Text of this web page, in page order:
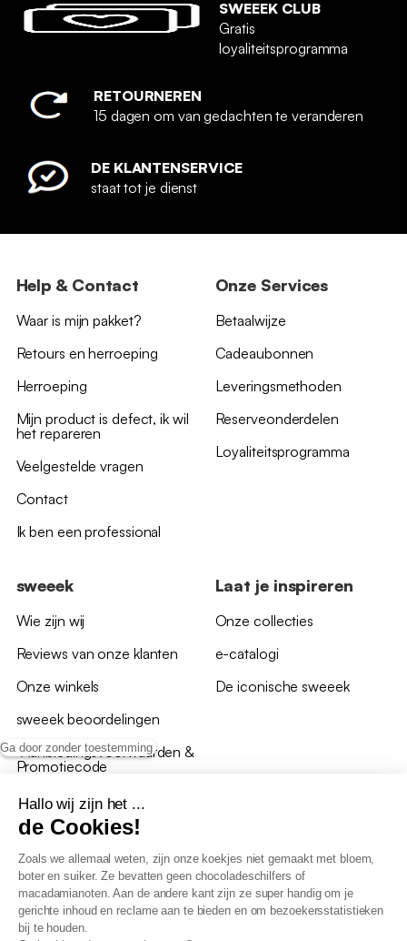
Ga door zonder toestemming
Hallo wij zijn het ...
de Cookies!
Zoals we allemaal weten, zijn onze koekjes niet gemaakt met bloem,
boter en suiker. Ze bevatten geen chocoladeschilfers of
macadamianoten. Aan de andere kant zijn ze super handig om je
gerichte inhoud en reclame aan te bieden en om bezoekersstatistieken
bij te houden.
SWEEEK CLUB
Gratis
loyaliteitsprogramma
RETOURNEREN
15 dagen om van gedachten te veranderen
DE KLANTENSERVICE
staat tot je dienst
Help & Contact
Waar is mijn pakket?
Retours en herroeping
Herroeping
Mijn product is defect, ik wil
het repareren
Veelgestelde vragen
Contact
Ik ben een professional
Onze Services
Betaalwijze
Cadeaubonnen
Leveringsmethoden
Reserveonderdelen
Loyaliteitsprogramma
sweeek
Wie zijn wij
Reviews van onze klanten
Onze winkels
sweeek beoordelingen
*Aanbiedingsvoorwaarden &
Promotiecode
Laat je inspireren
Onze collecties
e-catalogi
De iconische sweeek
Algemene verkoopsvoorwaarden
AV loyaliteitsprogramma
Beleid persoonsgegevens